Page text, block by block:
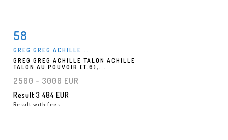
58
GREG GREG ACHILLE...
GREG GREG ACHILLE TALON ACHILLE
TALON AU POUVOIR (T.6),...
2500 - 3000 EUR
Result 3 484 EUR
Result with fees